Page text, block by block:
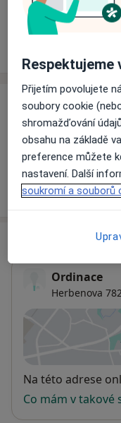
Ceník
Informace o
Tento specialista
Ordinace
Herbenova
Dostupnost
Na této adrese
Co mám v takové
Respektujeme
Přijetím povolujete
soubory cookie
shromažďování
obsahu na základě
preference můžete
nastavení. Další
soukromí a souborů